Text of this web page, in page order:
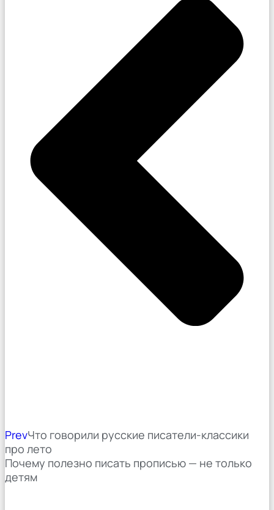
PrevЧто говорили русские писатели-классики
про лето
Почему полезно писать прописью — не только
детям